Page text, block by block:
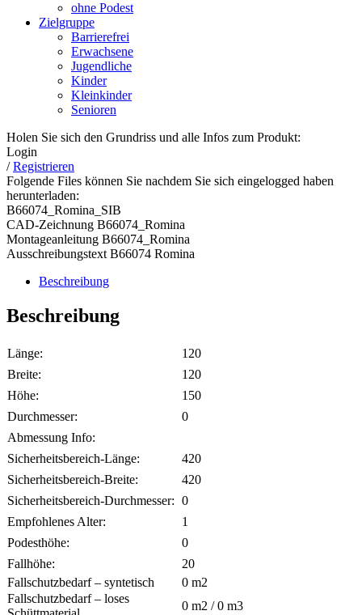
ohne Podest
Zielgruppe
Barrierefrei
Erwachsene
Jugendliche
Kinder
Kleinkinder
Senioren
Holen Sie sich den Grundriss und alle Infos zum Produkt:
Login
/Registrieren
Folgende Files können Sie nachdem Sie sich eingelogged haben
herunterladen:
B66074_Romina_SIB
CAD-Zeichnung B66074_Romina
Montageanleitung B66074_Romina
Ausschreibungstext B66074 Romina
Beschreibung
Beschreibung
Länge:
120
Breite:
120
Höhe:
150
Durchmesser:
0
Abmessung Info:
Sicherheitsbereich-Länge:
420
Sicherheitsbereich-Breite:
420
Sicherheitsbereich-Durchmesser: 0
Empfohlenes Alter:
1
Podesthöhe:
0
Fallhöhe:
20
Fallschutzbedarf – syntetisch
0 m2
Fallschutzbedarf – loses
0 m2 /0 m3